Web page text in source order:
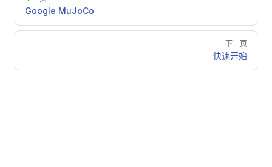
Google MuJoCo
下一页
快速开始